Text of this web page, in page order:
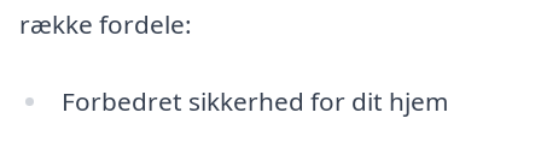
række fordele:
Forbedret sikkerhed for dit hjem